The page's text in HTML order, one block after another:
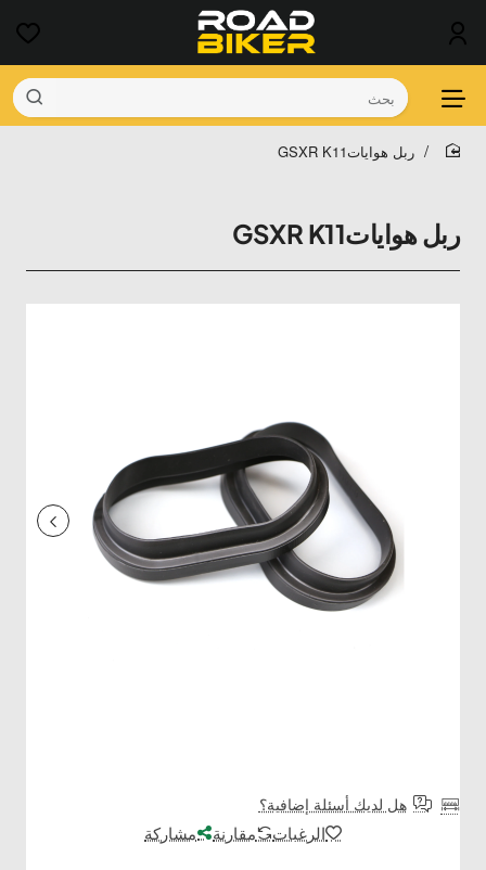
بحث
‫ربل هواياتGSXR K11
‫ربل هواياتGSXR K11
هل لديك أسئلة إضافية؟
الرغبات مقارنة مشاركة